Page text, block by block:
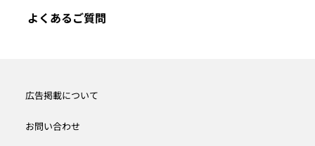
よくあるご質問
広告掲載について
お問い合わせ